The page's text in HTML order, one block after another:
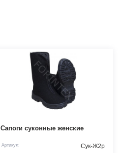
Сапоги суконные женские
Артикул: Сук-Ж2р